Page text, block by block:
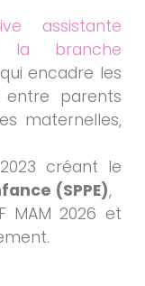
assistante
la branche
encadre les
entre parents
maternelles,
créant le
(SPPE),
MAM 2026 et